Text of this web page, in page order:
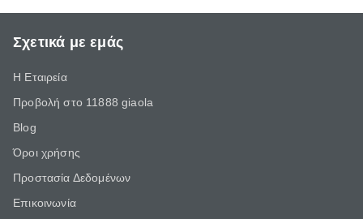
Σχετικά με εμάς
Η Εταιρεία
Προβολή στο 11888 giaola
Blog
Όροι χρήσης
Προστασία Δεδομένων
Επικοινωνία